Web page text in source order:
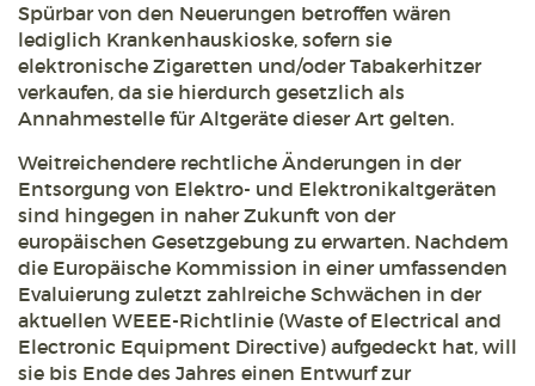
Spürbar von den Neuerungen betroffen wären
lediglich Krankenhauskioske, sofern sie
elektronische Zigaretten und/oder Tabakerhitzer
verkaufen, da sie hierdurch gesetzlich als
Annahmestelle für Altgeräte dieser Art gelten.
Weitreichendere rechtliche Änderungen in der
Entsorgung von Elektro- und Elektronikaltgeräten
sind hingegen in naher Zukunft von der
europäischen Gesetzgebung zu erwarten. Nachdem
die Europäische Kommission in einer umfassenden
Evaluierung zuletzt zahlreiche Schwächen in der
aktuellen WEEE-Richtlinie (Waste of Electrical and
Electronic Equipment Directive) aufgedeckt hat, will
sie bis Ende des Jahres einen Entwurf zur